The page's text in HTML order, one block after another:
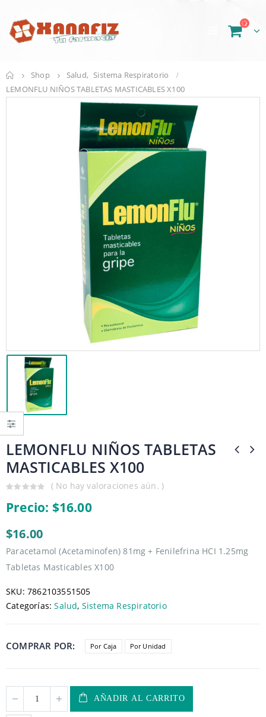
Shop Salud, Sistema Respiratorio
LEMONFLU NIÑOS TABLETAS MASTICABLES X100
LEMONFLU NIÑOS TABLETAS
MASTICABLES X100
out
of
( No hay valoraciones aún. )
Precio: $16.00
$16.00
Paracetamol (Acetaminofen) 81mg + Fenilefrina HCI 1.25mg
Tabletas Masticables X100
SKU: 7862103551505
Categorías:Salud, Sistema Respiratorio
COMPRAR POR Por Caja Por Unidad
AÑADIR AL CARRITO